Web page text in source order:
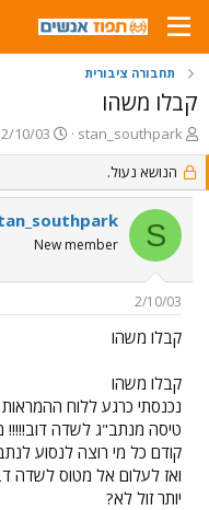
תחבורה ציבורית
קבלו משהו
פ
ו
ת
ח
נ
stan_southpark
פ
ו
ס
ב
ת
2/10/03
הנושא נעול.
S
New member
2/10/03
קבלו משהו
קבלו משהו
נכנסתי כרגע ללוח
טיסה מנתב"ג לשדה דוב!!!!!
קודם כל מי רוצה לנסוע
ואז לעלום אל מטוס לשדה
יותר זול לא?